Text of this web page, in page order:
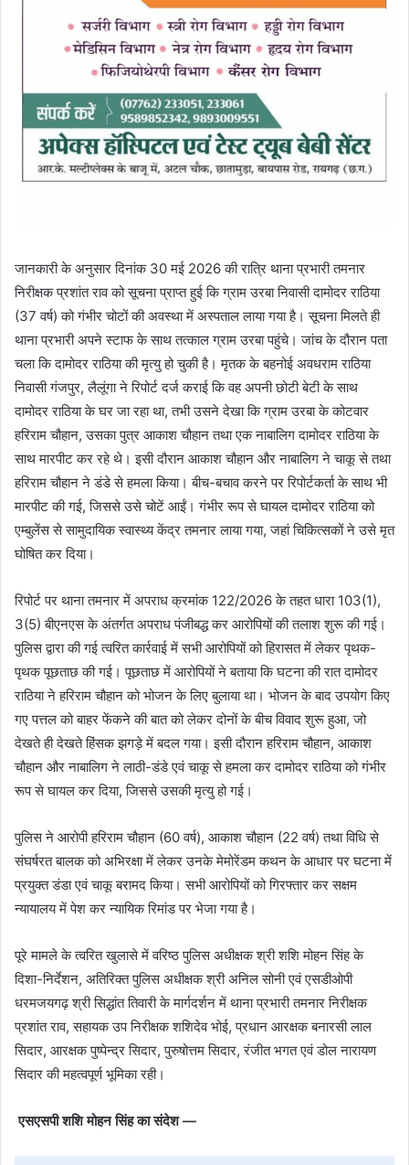
जानकारी के अनुसार दिनांक 30 मई 2026 की रात्रि थाना प्रभारी तमनार
निरीक्षक प्रशांत राव को सूचना प्राप्त हुई कि ग्राम उरबा निवासी दामोदर राठिया
(37 वर्ष) को गंभीर चोटों की अवस्था में अस्पताल लाया गया है। सूचना मिलते ही
थाना प्रभारी अपने स्टाफ के साथ तत्काल ग्राम उरबा पहुंचे। जांच के दौरान पता
चला कि दामोदर राठिया की मृत्यु हो चुकी है। मृतक के बहनोई अवधराम राठिया
निवासी गंजपुर, लैलूंगा ने रिपोर्ट दर्ज कराई कि वह अपनी छोटी बेटी के साथ
दामोदर राठिया के घर जा रहा था, तभी उसने देखा कि ग्राम उरबा के कोटवार
हरिराम चौहान, उसका पुत्र आकाश चौहान तथा एक नाबालिग दामोदर राठिया के
साथ मारपीट कर रहे थे। इसी दौरान आकाश चौहान और नाबालिग ने चाकू से तथा
हरिराम चौहान ने डंडे से हमला किया। बीच-बचाव करने पर रिपोर्टकर्ता के साथ भी
मारपीट की गई, जिससे उसे चोटें आईं। गंभीर रूप से घायल दामोदर राठिया को
एम्बुलेंस से सामुदायिक स्वास्थ्य केंद्र तमनार लाया गया, जहां चिकित्सकों ने उसे मृत
घोषित कर दिया।
रिपोर्ट पर थाना तमनार में अपराध क्रमांक 122/2026 के तहत धारा 103(1),
3(5) बीएनएस के अंतर्गत अपराध पंजीबद्ध कर आरोपियों की तलाश शुरू की गई।
पुलिस द्वारा की गई त्वरित कार्रवाई में सभी आरोपियों को हिरासत में लेकर पृथक-
पृथक पूछताछ की गई। पूछताछ में आरोपियों ने बताया कि घटना की रात दामोदर
राठिया ने हरिराम चौहान को भोजन के लिए बुलाया था। भोजन के बाद उपयोग किए
गए पत्तल को बाहर फेंकने की बात को लेकर दोनों के बीच विवाद शुरू हुआ, जो
देखते ही देखते हिंसक झगड़े में बदल गया। इसी दौरान हरिराम चौहान, आकाश
चौहान और नाबालिग ने लाठी-डंडे एवं चाकू से हमला कर दामोदर राठिया को गंभीर
रूप से घायल कर दिया, जिससे उसकी मृत्यु हो गई।
पुलिस ने आरोपी हरिराम चौहान (60 वर्ष), आकाश चौहान (22 वर्ष) तथा विधि से
संघर्षरत बालक को अभिरक्षा में लेकर उनके मेमोरेंडम कथन के आधार पर घटना में
प्रयुक्त डंडा एवं चाकू बरामद किया। सभी आरोपियों को गिरफ्तार कर सक्षम
न्यायालय में पेश कर न्यायिक रिमांड पर भेजा गया है।
पूरे मामले के त्वरित खुलासे में वरिष्ठ पुलिस अधीक्षक श्री शशि मोहन सिंह के
दिशा-निर्देशन, अतिरिक्त पुलिस अधीक्षक श्री अनिल सोनी एवं एसडीओपी
धरमजयगढ़ श्री सिद्धांत तिवारी के मार्गदर्शन में थाना प्रभारी तमनार निरीक्षक
प्रशांत राव, सहायक उप निरीक्षक शशिदेव भोई, प्रधान आरक्षक बनारसी लाल
सिदार, आरक्षक पुष्पेन्द्र सिदार, पुरुषोत्तम सिदार, रंजीत भगत एवं डोल नारायण
सिदार की महत्वपूर्ण भूमिका रही।
एसएसपी शशि मोहन सिंह का संदेश —